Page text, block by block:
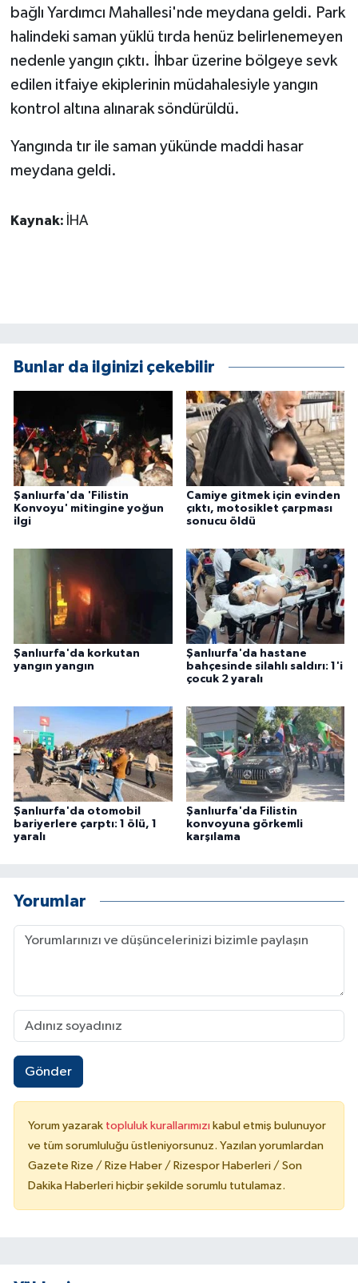
bağlı Yardımcı Mahallesi'nde meydana geldi. Park
halindeki saman yüklü tırda henüz belirlenemeyen
nedenle yangın çıktı. İhbar üzerine bölgeye sevk
edilen itfaiye ekiplerinin müdahalesiyle yangın
kontrol altına alınarak söndürüldü.
Yangında tır ile saman yükünde maddi hasar
meydana geldi.
Kaynak: İHA
Bunlar da ilginizi çekebilir
Şanlıurfa'da 'Filistin
Konvoyu' mitingine yoğun
ilgi
Camiye gitmek için evinden
çıktı, motosiklet çarpması
sonucu öldü
Şanlıurfa'da korkutan
yangın yangın
Şanlıurfa'da hastane
bahçesinde silahlı saldırı: 1'i
çocuk 2 yaralı
Şanlıurfa'da otomobil
bariyerlere çarptı: 1 ölü, 1
yaralı
Şanlıurfa'da Filistin
konvoyuna görkemli
karşılama
Yorumlar
Gönder
Yorum yazarak topluluk kurallarımızı kabul etmiş bulunuyor
ve tüm sorumluluğu üstleniyorsunuz. Yazılan yorumlardan
Gazete Rize / Rize Haber / Rizespor Haberleri / Son
Dakika Haberleri hiçbir şekilde sorumlu tutulamaz.
HABERDE İNSAN
İş Dünyası
Kadın
KÜLTÜR SANAT
Sağlık
SİYASET
SPOR HABERLERİ
TEKNOLOJİ
ÜLKE GÜNDEMİ
YAŞAM
YEREL